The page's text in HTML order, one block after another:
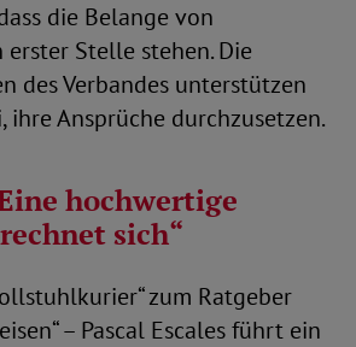
die Belange von
Stelle stehen. Die
des Verbandes unterstützen
Ansprüche durchzusetzen.
hochwertige
sich“
zum Ratgeber
– Pascal Escales führt ein